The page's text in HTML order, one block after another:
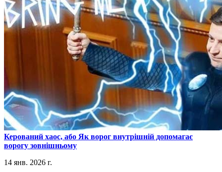
​Керований хаос, або Як ворог внутрішній допомагає
ворогу зовнішньому
14 янв. 2026 г.